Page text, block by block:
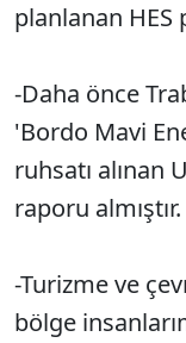
planlanan HES
-Daha önce
'Bordo Mavi
ruhsatı alınan
raporu almıştır.
-Turizme ve
bölge